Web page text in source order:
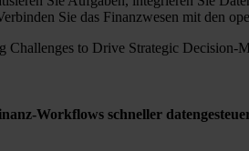
Sie das Finanzwesen mit den
Workflows schneller